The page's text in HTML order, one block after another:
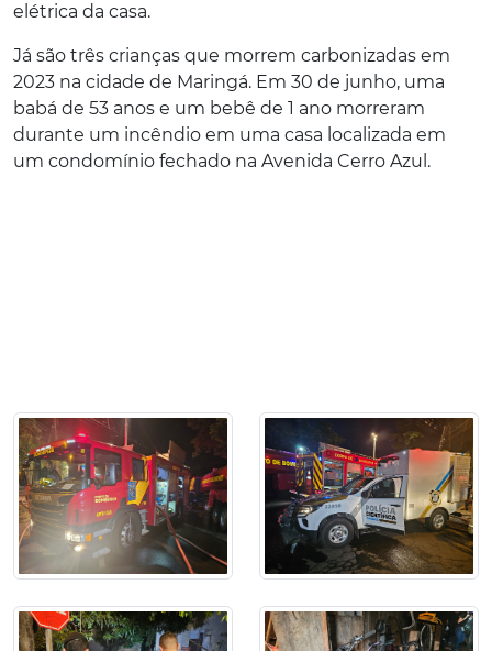
elétrica da casa.
Já são três crianças que morrem carbonizadas em
2023 na cidade de Maringá. Em 30 de junho, uma
babá de 53 anos e um bebê de 1 ano morreram
durante um incêndio em uma casa localizada em
um condomínio fechado na Avenida Cerro Azul.